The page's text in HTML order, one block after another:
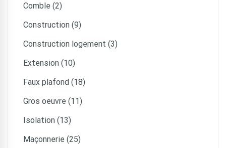
Comble (2)
Construction (9)
Construction logement (3)
Extension (10)
Faux plafond (18)
Gros oeuvre (11)
Isolation (13)
Maçonnerie (25)